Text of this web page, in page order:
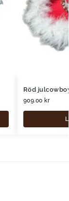
Röd
909.00 kr